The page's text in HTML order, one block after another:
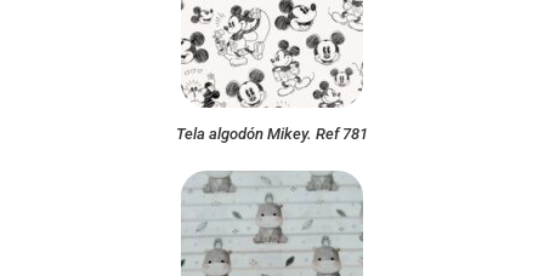
Tela algodón Mikey. Ref 781